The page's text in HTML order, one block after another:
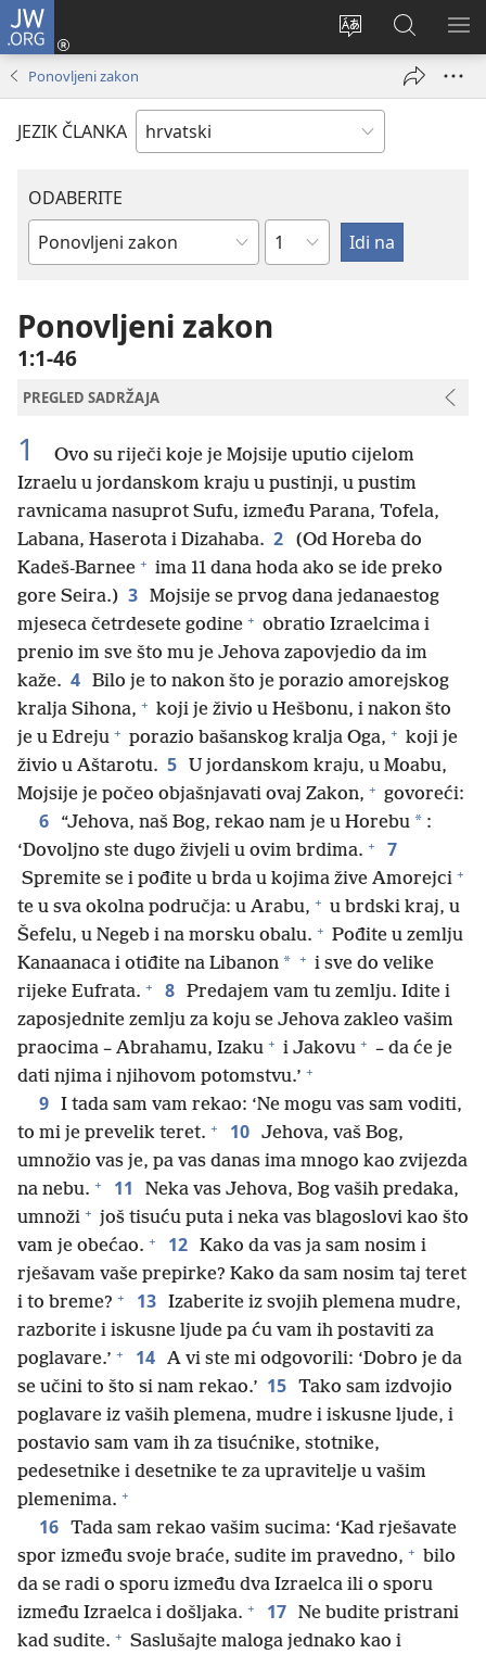
JW.ORG
Promijeni
Prijava
(otvara
prozor)
JW.ORG
|
Pretraga
Ponovljeni zakon
JEZIK ČLANKA
ODABERITE
Biblijska
Poglavlje
Ponovljeni zakon
1:1-46
PREGLED SADRŽAJA
1
Ovo su riječi koje je Mojsije uputio cijelom
Izraelu u jordanskom kraju u pustinji, u pustim
ravnicama nasuprot Sufu, između Parana, Tofela,
Labana, Haserota i Dizahaba. 2
(Od Horeba do
Kadeš-Barnee + ima 11 dana hoda ako se ide preko
gore Seira.) 3 Mojsije se prvog dana jedanaestog
mjeseca četrdesete godine + obratio Izraelcima i
prenio im sve što mu je Jehova zapovjedio da im
kaže. 4 Bilo je to nakon što je porazio amorejskog
kralja Sihona, + koji je živio u Hešbonu, i nakon što
je u Edreju + porazio bašanskog kralja Oga, + koji je
živio u Aštarotu. 5
U jordanskom kraju, u Moabu,
Mojsije je počeo objašnjavati ovaj Zakon, + govoreći:
6 “Jehova, naš Bog, rekao nam je u Horebu * :
‘Dovoljno ste dugo živjeli u ovim brdima. + 7
Spremite se i pođite u brda u kojima žive Amorejci +
te u sva okolna područja: u Arabu, + u brdski kraj, u
Šefelu, u Negeb i na morsku obalu. + Pođite u zemlju
Kanaanaca i otiđite na Libanon * + i sve do velike
rijeke Eufrata. + 8 Predajem vam tu zemlju. Idite i
zaposjednite zemlju za koju se Jehova zakleo vašim
praocima – Abrahamu, Izaku + i Jakovu + – da će je
dati njima i njihovom potomstvu.’ +
9 I tada sam vam rekao: ‘Ne mogu vas sam voditi,
to mi je prevelik teret. + 10 Jehova, vaš Bog,
umnožio vas je, pa vas danas ima mnogo kao zvijezda
na nebu. + 11
Neka vas Jehova, Bog vaših predaka,
umnoži + još tisuću puta i neka vas blagoslovi kao što
vam je obećao. + 12 Kako da vas ja sam nosim i
rješavam vaše prepirke? Kako da sam nosim taj teret
i to breme? + 13 Izaberite iz svojih plemena mudre,
razborite i iskusne ljude pa ću vam ih postaviti za
poglavare.’ + 14 A vi ste mi odgovorili: ‘Dobro je da
se učini to što si nam rekao.’ 15 Tako sam izdvojio
poglavare iz vaših plemena, mudre i iskusne ljude, i
postavio sam vam ih za tisućnike, stotnike,
pedesetnike i desetnike te za upravitelje u vašim
plemenima. +
16 Tada sam rekao vašim sucima: ‘Kad rješavate
spor između svoje braće, sudite im pravedno, + bilo
da se radi o sporu između dva Izraelca ili o sporu
između Izraelca i došljaka. + 17 Ne budite pristrani
kad sudite. + Saslušajte maloga jednako kao i